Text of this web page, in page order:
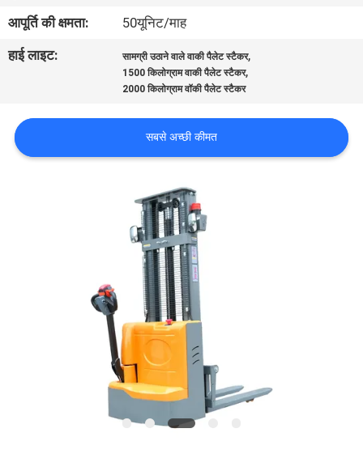
संपर्क
करें
समाचार
आपूर्ति की क्षमता:
50यूनिट/माह
हाई लाइट:
सामग्री उठाने वाले वाकी पैलेट स्टैकर,
1500 किलोग्राम वाकी पैलेट स्टैकर,
2000 किलोग्राम वॉकी पैलेट स्टैकर
सबसे अच्छी कीमत